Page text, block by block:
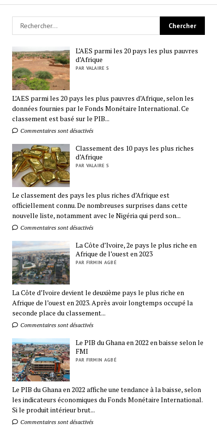
L’AES parmi les 20 pays les plus pauvres
d’Afrique
PAR VALAIRE S
L’AES parmi les 20 pays les plus pauvres d’Afrique, selon les
données fournies par le Fonds Monétaire International. Ce
classement est basé sur le PIB...
Commentaires sont désactivés
Classement des 10 pays les plus riches
d’Afrique
PAR VALAIRE S
Le classement des pays les plus riches d’Afrique est
officiellement connu. De nombreuses surprises dans cette
nouvelle liste, notamment avec le Nigéria qui perd son...
Commentaires sont désactivés
La Côte d’Ivoire, 2e pays le plus riche en
Afrique de l’ouest en 2023
PAR FIRMIN AGBÉ
La Côte d’Ivoire devient le deuxième pays le plus riche en
Afrique de l’ouest en 2023. Après avoir longtemps occupé la
seconde place du classement...
Commentaires sont désactivés
Le PIB du Ghana en 2022 en baisse selon le
FMI
PAR FIRMIN AGBÉ
Le PIB du Ghana en 2022 affiche une tendance à la baisse, selon
les indicateurs économiques du Fonds Monétaire International.
Si le produit intérieur brut...
Commentaires sont désactivés